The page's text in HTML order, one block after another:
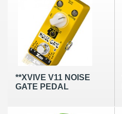
**XVIVE V11 NOISE
GATE PEDAL